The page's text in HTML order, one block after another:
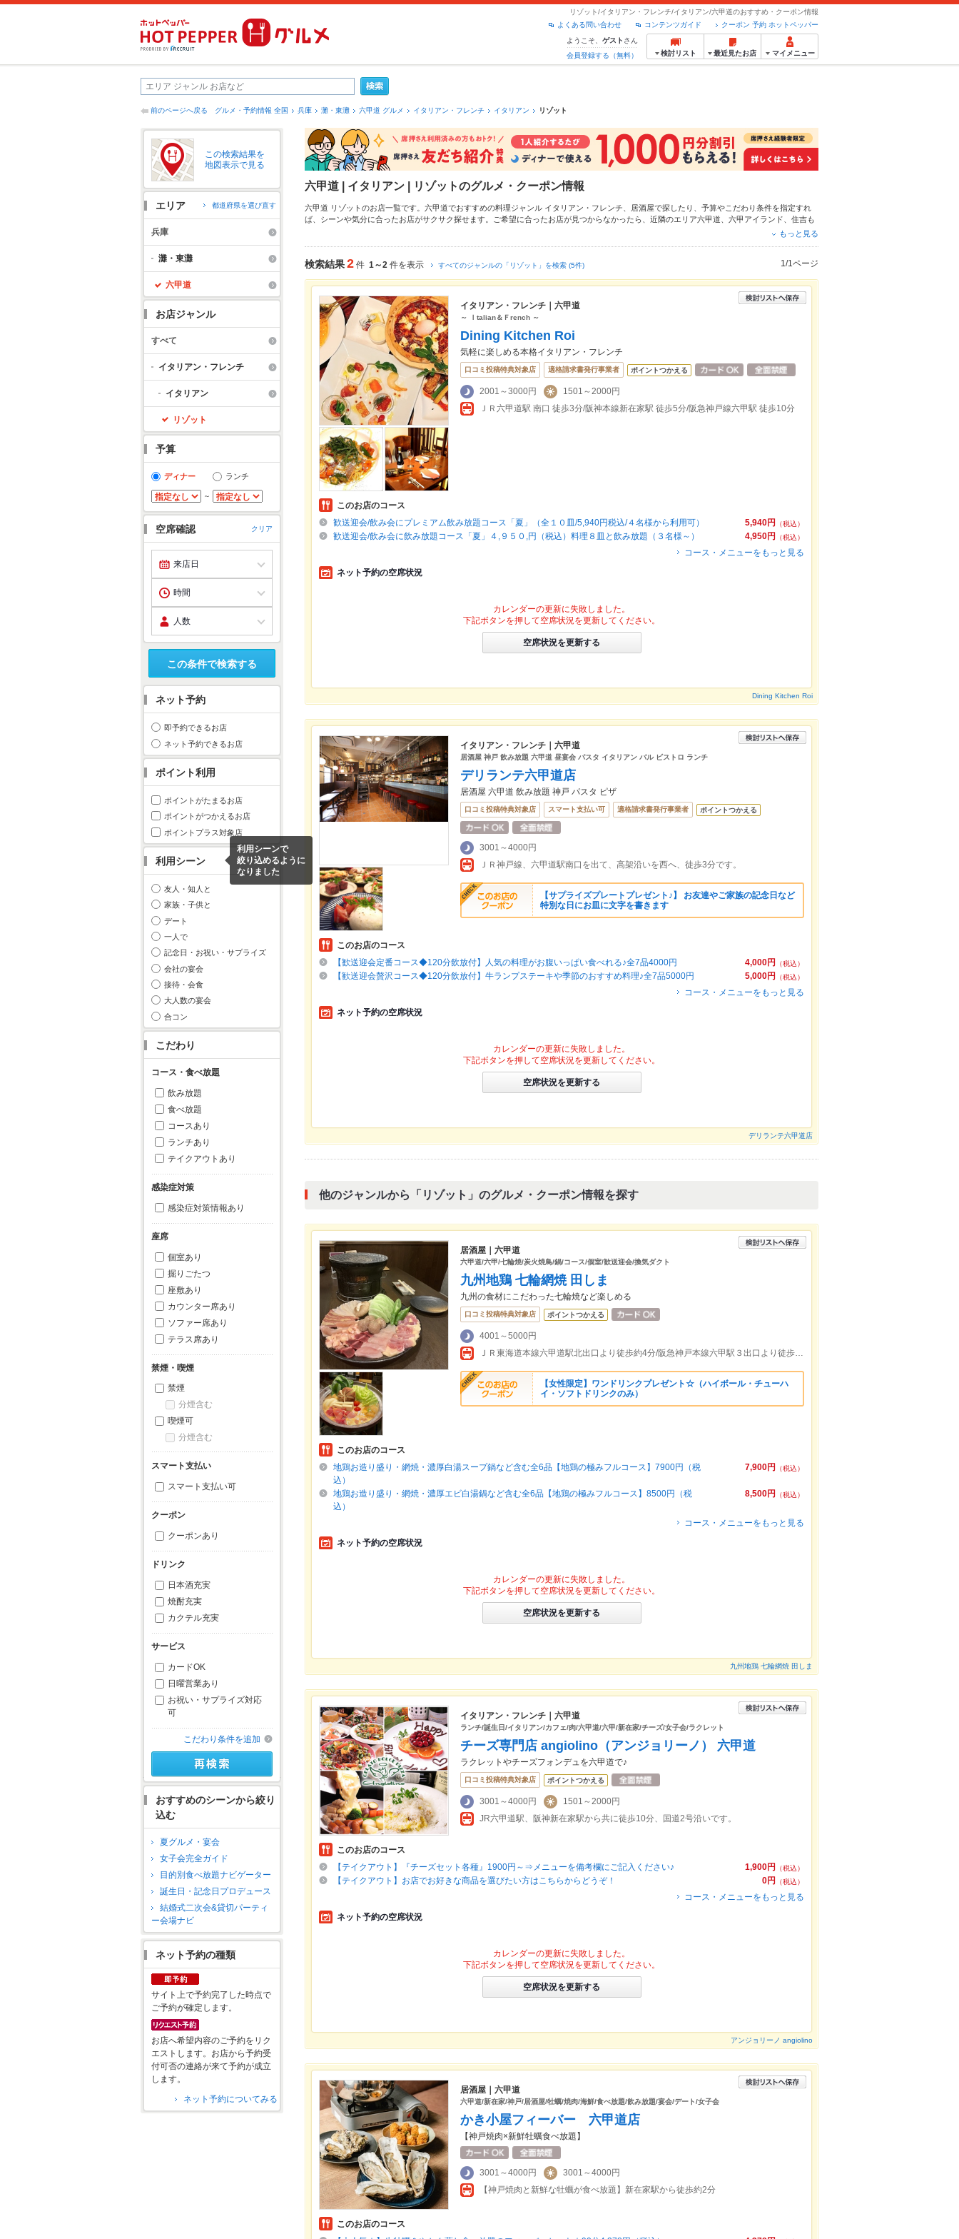
リゾット/イタリアン・フレンチ/イタリアン/六甲道のおすすめ・クーポン情報
クーポン 予約 ホットペッパー
コンテンツガイド
よくある問い合わせ
ようこそ、 ゲスト さん
会員登録する（無料）
検討リスト 最近見たお店 マイメニュー
前のページへ戻る グルメ・予約情報 全国 兵庫 灘・東灘 六甲道 グルメ イタリアン・フレンチ イタリアン リゾット
この検索結果を
地図表示で見る
エリア 都道府県を選び直す
兵庫
灘・東灘
六甲道
お店ジャンル
すべて
イタリアン・フレンチ
イタリアン
リゾット
予算
ディナー ランチ
～
空席確認 クリア
この条件で検索する
ネット予約
即予約できるお店
ネット予約できるお店
ポイント利用
ポイントがたまるお店
ポイントがつかえるお店
ポイントプラス対象店
利用シーン
利用シーンで
絞り込めるように
なりました
友人・知人と
家族・子供と
デート
一人で
記念日・お祝い・サプライズ
会社の宴会
接待・会食
大人数の宴会
合コン
こだわり
コース・食べ放題
飲み放題
食べ放題
コースあり
ランチあり
テイクアウトあり
感染症対策
感染症対策情報あり
座席
個室あり
掘りごたつ
座敷あり
カウンター席あり
ソファー席あり
テラス席あり
禁煙・喫煙
禁煙
分煙含む
喫煙可
分煙含む
スマート支払い
スマート支払い可
クーポン
クーポンあり
ドリンク
日本酒充実
焼酎充実
カクテル充実
サービス
カードOK
日曜営業あり
お祝い・サプライズ対応
可
こだわり条件を追加
おすすめのシーンから絞り
込む
夏グルメ・宴会
女子会完全ガイド
目的別食べ放題ナビゲーター
誕生日・記念日プロデュース
結婚式二次会&貸切パーティ
ー会場ナビ
ネット予約の種類
サイト上で予約完了した時点で
ご予約が確定します。
お店へ希望内容のご予約をリク
エストします。お店から予約受
付可否の連絡が来て予約が成立
します。
ネット予約についてみる
六甲道 | イタリアン | リゾットのグルメ・クーポン情報
六甲道 リゾットのお店一覧です。六甲道でおすすめの料理ジャンル イタリアン・フレンチ 居酒屋で探したり、予算やこだわり条件を指定すれ
ば、シーンや気分に合ったお店がサクサク探せます。ご希望に合ったお店が見つからなかったら、近隣のエリア六甲道 六甲アイランド 住吉も
炉ばた焼き・炙り
もっと見る
検索結果2 件 1～2 件を表示 すべてのジャンルの「リゾット」を検索 (5件) 1/1ページ
イタリアン・フレンチ｜六甲道
～ Ｉtalian＆Ｆrench ～
Dining Kitchen Roi
気軽に楽しめる本格イタリアン・フレンチ
口コミ投稿特典対象店 適格請求書発行事業者 ポイントつかえる
2001～3000円
1501～2000円
ＪＲ六甲道駅 南口 徒歩3分/阪神本線新在家駅 徒歩5分/阪急神戸線六甲駅 徒歩10分
このお店のコース
5,940円
（税込）
歓送迎会/飲み会にプレミアム飲み放題コース「夏」（全１０皿/5,940円税込/４名様から利用可）
4,950円
（税込）
歓送迎会/飲み会に飲み放題コース「夏」４,９５０,円（税込）料理８皿と飲み放題（３名様～）
コース・メニューをもっと見る
ネット予約の空席状況
カレンダーの更新に失敗しました。
下記ボタンを押して空席状況を更新してください。
空席状況を更新する
Dining Kitchen Roi
イタリアン・フレンチ｜六甲道
居酒屋 神戸 飲み放題 六甲道 昼宴会 パスタ イタリアン バル ビストロ ランチ
デリランテ六甲道店
居酒屋 六甲道 飲み放題 神戸 パスタ ピザ
口コミ投稿特典対象店 スマート支払い可 適格請求書発行事業者 ポイントつかえる
3001～4000円
ＪＲ神戸線、六甲道駅南口を出て、高架沿いを西へ、徒歩3分です。
【サプライズプレートプレゼント♪】 お友達やご家族の記念日など
特別な日にお皿に文字を書きます
このお店のコース
4,000円
（税込）
【歓送迎会定番コース◆120分飲放付】人気の料理がお腹いっぱい食べれる♪全7品4000円
5,000円
（税込）
【歓送迎会贅沢コース◆120分飲放付】牛ランプステーキや季節のおすすめ料理♪全7品5000円
コース・メニューをもっと見る
ネット予約の空席状況
カレンダーの更新に失敗しました。
下記ボタンを押して空席状況を更新してください。
空席状況を更新する
デリランテ六甲道店
他のジャンルから「リゾット」のグルメ・クーポン情報を探す
居酒屋｜六甲道
六甲道/六甲/七輪焼/炭火焼鳥/鍋/コース/個室/歓送迎会/換気ダクト
九州地鶏 七輪網焼 田しま
九州の食材にこだわった七輪焼など楽しめる
口コミ投稿特典対象店 ポイントつかえる
4001～5000円
ＪＲ東海道本線六甲道駅北出口より徒歩約4分/阪急神戸本線六甲駅３出口より徒歩約11分
【女性限定】ワンドリンクプレゼント☆（ハイボール・チューハ
イ・ソフトドリンクのみ）
このお店のコース
7,900円
（税込）
地鶏お造り盛り・網焼・濃厚白湯スープ鍋など含む全6品【地鶏の極みフルコース】7900円（税
込）
8,500円
（税込）
地鶏お造り盛り・網焼・濃厚エビ白湯鍋など含む全6品【地鶏の極みフルコース】8500円（税
込）
コース・メニューをもっと見る
ネット予約の空席状況
カレンダーの更新に失敗しました。
下記ボタンを押して空席状況を更新してください。
空席状況を更新する
九州地鶏 七輪網焼 田しま
イタリアン・フレンチ｜六甲道
ランチ/誕生日/イタリアン/カフェ/肉/六甲道/六甲/新在家/チーズ/女子会/ラクレット
チーズ専門店 angiolino（アンジョリーノ） 六甲道
ラクレットやチーズフォンデュを六甲道で♪
口コミ投稿特典対象店 ポイントつかえる
3001～4000円
1501～2000円
JR六甲道駅、阪神新在家駅から共に徒歩10分、国道2号沿いです。
このお店のコース
1,900円
（税込）
【テイクアウト】『チーズセット各種』1900円～⇒メニューを備考欄にご記入ください♪
0円
（税込）
【テイクアウト】お店でお好きな商品を選びたい方はこちらからどうぞ！
コース・メニューをもっと見る
ネット予約の空席状況
カレンダーの更新に失敗しました。
下記ボタンを押して空席状況を更新してください。
空席状況を更新する
アンジョリーノ angiolino
居酒屋｜六甲道
六甲道/新在家/神戸/居酒屋/牡蠣/焼肉/海鮮/食べ放題/飲み放題/宴会/デート/女子会
かき小屋フィーバー 六甲道店
【神戸焼肉×新鮮牡蠣食べ放題】
3001～4000円
3001～4000円
【神戸焼肉と新鮮な牡蠣が食べ放題】新在家駅から徒歩約2分
このお店のコース